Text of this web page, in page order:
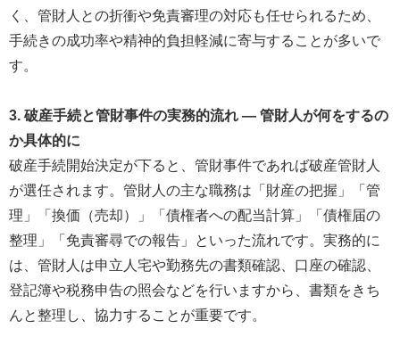
く、管財人との折衝や免責審理の対応も任せられるため、
手続きの成功率や精神的負担軽減に寄与することが多いで
す。
3. 破産手続と管財事件の実務的流れ ― 管財人が何をするの
か具体的に
破産手続開始決定が下ると、管財事件であれば破産管財人
が選任されます。管財人の主な職務は「財産の把握」「管
理」「換価（売却）」「債権者への配当計算」「債権届の
整理」「免責審尋での報告」といった流れです。実務的に
は、管財人は申立人宅や勤務先の書類確認、口座の確認、
登記簿や税務申告の照会などを行いますから、書類をきち
んと整理し、協力することが重要です。